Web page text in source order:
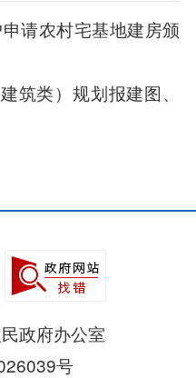
请农村宅基地建房颁
筑类）规划报建图、
政府办公室
号